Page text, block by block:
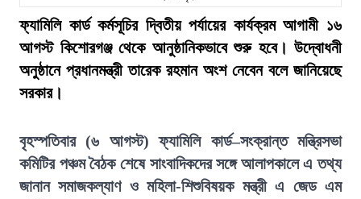
ফ্যামিলি কার্ড কর্মসূচির দ্বিতীয় পর্যায়ের কার্যক্রম আগামী ১৬
আগস্ট কিশোরগঞ্জ থেকে আনুষ্ঠানিকভাবে শুরু হবে। উদ্বোধনী
অনুষ্ঠানে প্রধানমন্ত্রী তারেক রহমান অংশ নেবেন বলে জানিয়েছে
সরকার।
বৃহস্পতিবার (৬ আগস্ট) ফ্যামিলি কার্ড–সংক্রান্ত মন্ত্রিসভা
কমিটির পঞ্চম বৈঠক শেষে সাংবাদিকদের সঙ্গে আলাপকালে এ তথ্য
জানান সমাজকল্যাণ ও মহিলা-শিশুবিষয়ক মন্ত্রী এ জেড এম